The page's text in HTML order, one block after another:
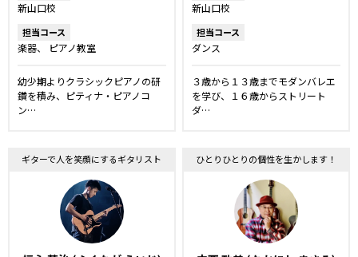
新山口校
担当コース
楽器 ピアノ教室
幼少期よりクラシックピアノの研
鑽を積み、ピティナ・ピアノコ
ン…
新山口校
担当コース
ダンス
３歳から１３歳までモダンバレエ
を学び、１６歳からストリート
ダ…
ギターで人を笑顔にするギタリスト ひとりひとりの個性を生かします！